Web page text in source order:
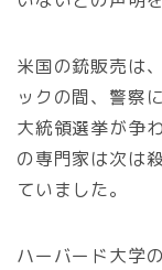
米国の銃販売は
ックの間、警察
大統領選挙が争
の専門家は次は
ていました。
ハーバード大学